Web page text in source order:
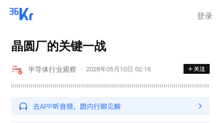
登录
晶圆厂的关键一战
半导体行业观察 2026年05月10日 02:16